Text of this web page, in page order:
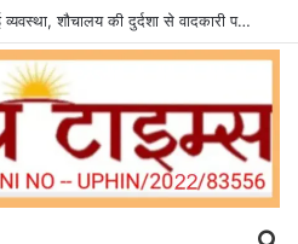
न्यायालय परिसर में बदहाल सफाई व्यवस्था, शौचालय की दुर्दशा से वादकारी परेशान